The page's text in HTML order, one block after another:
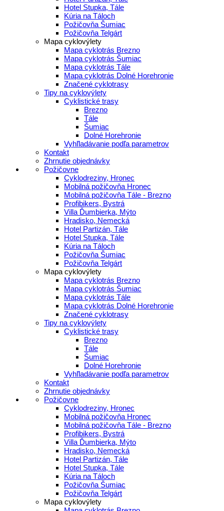
Hotel Stupka, Tále
Kúria na Táloch
Požičovňa Šumiac
Požičovňa Telgárt
Mapa cyklovýlety
Mapa cyklotrás Brezno
Mapa cyklotrás Šumiac
Mapa cyklotrás Tále
Mapa cyklotrás Dolné Horehronie
Značené cyklotrasy
Tipy na cyklovýlety
Cyklistické trasy
Brezno
Tále
Šumiac
Dolné Horehronie
Vyhľladávanie podľa parametrov
Kontakt
Zhrnutie objednávky
Požičovne
Cyklodreziny, Hronec
Mobilná požičovňa Hronec
Mobilná požičovňa Tále - Brezno
Profibikers, Bystrá
Villa Ďumbierka, Mýto
Hradisko, Nemecká
Hotel Partizán, Tále
Hotel Stupka, Tále
Kúria na Táloch
Požičovňa Šumiac
Požičovňa Telgárt
Mapa cyklovýlety
Mapa cyklotrás Brezno
Mapa cyklotrás Šumiac
Mapa cyklotrás Tále
Mapa cyklotrás Dolné Horehronie
Značené cyklotrasy
Tipy na cyklovýlety
Cyklistické trasy
Brezno
Tále
Šumiac
Dolné Horehronie
Vyhľladávanie podľa parametrov
Kontakt
Zhrnutie objednávky
Požičovne
Cyklodreziny, Hronec
Mobilná požičovňa Hronec
Mobilná požičovňa Tále - Brezno
Profibikers, Bystrá
Villa Ďumbierka, Mýto
Hradisko, Nemecká
Hotel Partizán, Tále
Hotel Stupka, Tále
Kúria na Táloch
Požičovňa Šumiac
Požičovňa Telgárt
Mapa cyklovýlety